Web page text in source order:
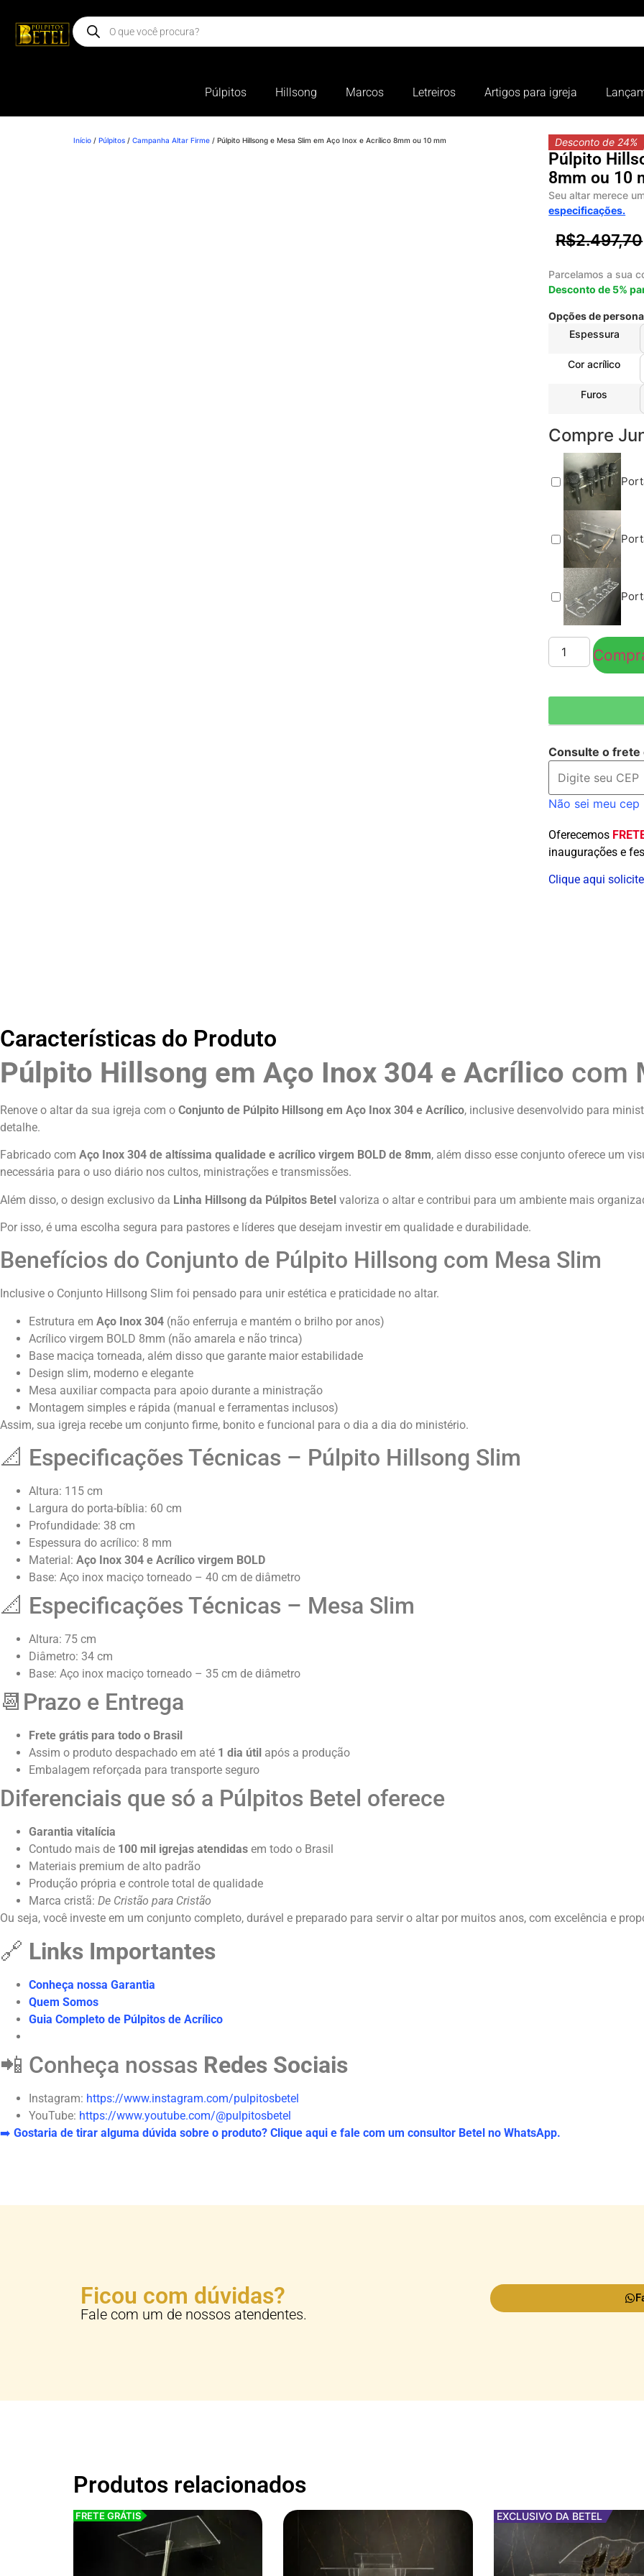
Púlpitos Hillsong Marcos Letreiros Artigos para igreja
Início / Púlpitos / Campanha Altar Firme / Púlpito Hillsong e Mesa Slim em Aço Inox e Acrílico 8mm ou 10 mm Desconto de 24%
Púlpito
8mm ou 10
Seu altar merece
especificações.
R$2.497,70
Parcelamos a sua
Desconto de 5%
Opções de
Espessura
Cor acrílico
Furos
Compre
Consulte o frete
Não sei meu cep
Oferecemos
inaugurações e
Clique aqui
Características do Produto
Púlpito Hillsong em Aço Inox 304 e Acrílico com
Renove o altar da sua igreja com o Conjunto de Púlpito Hillsong em Aço Inox 304 e Acrílico, inclusive desenvolvido para
detalhe.
Fabricado com Aço Inox 304 de altíssima qualidade e acrílico virgem BOLD de 8mm, além disso esse conjunto oferece um
necessária para o uso diário nos cultos, ministrações e transmissões.
Além disso, o design exclusivo da Linha Hillsong da Púlpitos Betel valoriza o altar e contribui para um ambiente mais
Por isso, é uma escolha segura para pastores e líderes que desejam investir em qualidade e durabilidade.
Benefícios do Conjunto de Púlpito Hillsong com Mesa Slim
Inclusive o Conjunto Hillsong Slim foi pensado para unir estética e praticidade no altar.
Estrutura em Aço Inox 304 (não enferruja e mantém o brilho por anos)
Acrílico virgem BOLD 8mm (não amarela e não trinca)
Base maciça torneada, além disso que garante maior estabilidade
Design slim, moderno e elegante
Mesa auxiliar compacta para apoio durante a ministração
Montagem simples e rápida (manual e ferramentas inclusos)
Assim, sua igreja recebe um conjunto firme, bonito e funcional para o dia a dia do ministério.
📐 Especificações Técnicas – Púlpito Hillsong Slim
Altura: 115 cm
Largura do porta-bíblia: 60 cm
Profundidade: 38 cm
Espessura do acrílico: 8 mm
Material: Aço Inox 304 e Acrílico virgem BOLD
Base: Aço inox maciço torneado – 40 cm de diâmetro
📐 Especificações Técnicas – Mesa Slim
Altura: 75 cm
Diâmetro: 34 cm
Base: Aço inox maciço torneado – 35 cm de diâmetro
📆Prazo e Entrega
Frete grátis para todo o Brasil
Assim o produto despachado em até 1 dia útil após a produção
Embalagem reforçada para transporte seguro
Diferenciais que só a Púlpitos Betel oferece
Garantia vitalícia
Contudo mais de 100 mil igrejas atendidas em todo o Brasil
Materiais premium de alto padrão
Produção própria e controle total de qualidade
Marca cristã: De Cristão para Cristão
Ou seja, você investe em um conjunto completo, durável e preparado para servir o altar por muitos anos, com excelência e
🔗 Links Importantes
Conheça nossa Garantia
Quem Somos
Guia Completo de Púlpitos de Acrílico
📲 Conheça nossas Redes Sociais
Instagram: https://www.instagram.com/pulpitosbetel
YouTube: https://www.youtube.com/@pulpitosbetel
➡️ Gostaria de tirar alguma dúvida sobre o produto? Clique aqui e fale com um consultor Betel no WhatsApp.
Ficou com dúvidas?
Fale com um de nossos atendentes.
Produtos relacionados
FRETE GRÁTIS EXCLUSIVO DA BETEL